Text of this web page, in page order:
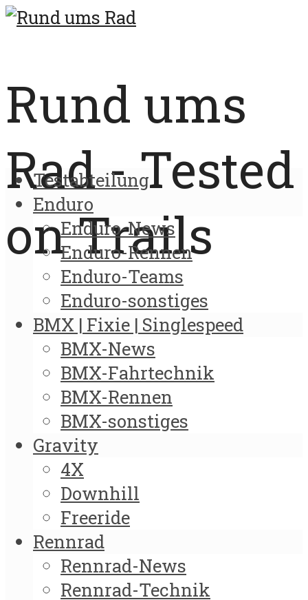
Rund ums
Rad - Tested
on Trails
Testabteilung
Enduro
Enduro-News
Enduro-Rennen
Enduro-Teams
Enduro-sonstiges
BMX | Fixie | Singlespeed
BMX-News
BMX-Fahrtechnik
BMX-Rennen
BMX-sonstiges
Gravity
4X
Downhill
Freeride
Rennrad
Rennrad-News
Rennrad-Technik